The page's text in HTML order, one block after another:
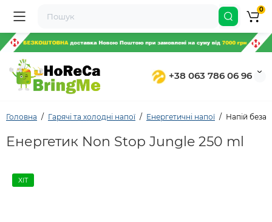
+38 063 786 06 96
0
Головна Гарячі та холодні напої Енергетичні напої Напій
Енергетик Non Stop Jungle 250 ml
ХІТ